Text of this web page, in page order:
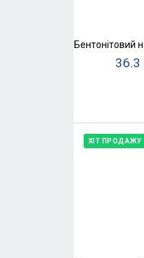
Бентонітовий
36.3
ХІТ ПРОДАЖУ